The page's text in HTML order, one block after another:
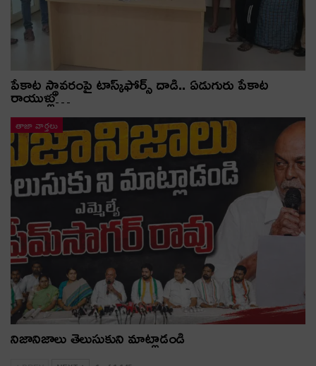
పేకాట స్థావరంపై టాస్క్‌ఫోర్స్ దాడి.. ఏడుగురు పేకాట
రాయుళ్లు…
తాజా వార్తలు
నిజానిజాలు తెలుసుకుని మాట్లాడండి